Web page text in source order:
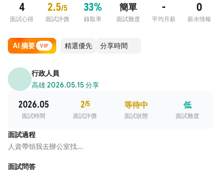
4
面試心得
2.5/5
面試評價
33%
錄取率
簡單
面試難度
-
平均月薪
0
薪水情報
AI 摘要 VIP
行政人員
高雄·2026.05.15 分享
2026.05
面試時間
2/5
面試評價
等待中
面試狀態
低
面試難度
面試過程
人資帶領我去辦公室找...
面試問答